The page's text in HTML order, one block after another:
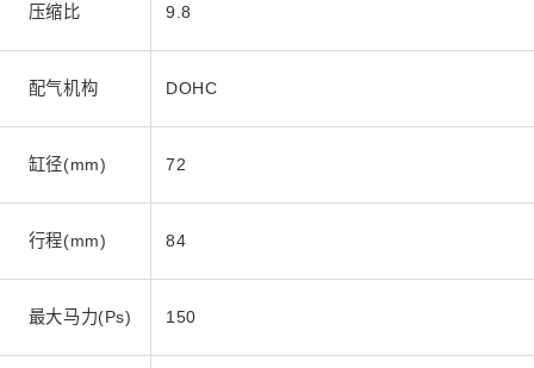
压缩比 9.8
配气机构 DOHC
缸径(mm) 72
行程(mm) 84
最大马力(Ps) 150